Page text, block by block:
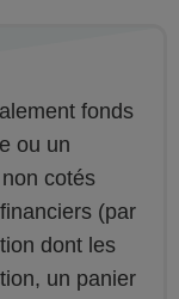
fonds
ou un
cotés
(par
dont les
un panier